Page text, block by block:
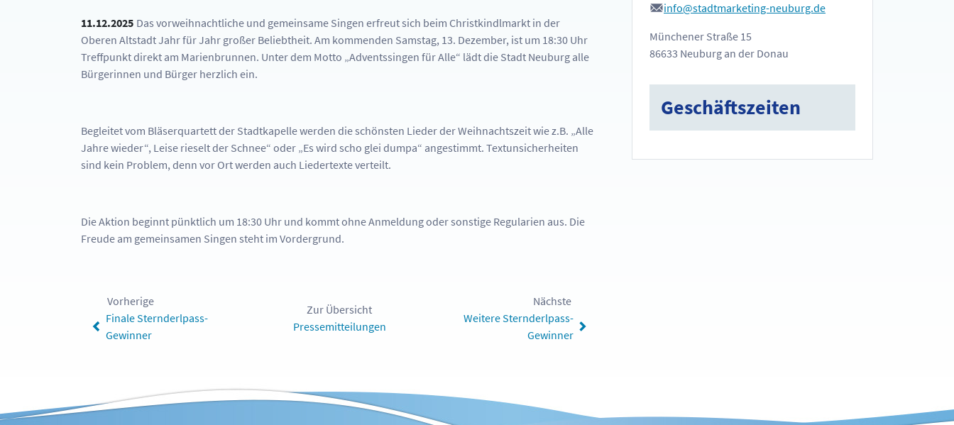
11.12.2025 Das vorweihnachtliche und gemeinsame Singen erfreut sich beim Christkindlmarkt in der
Oberen Altstadt Jahr für Jahr großer Beliebtheit. Am kommenden Samstag, 13. Dezember, ist um 18:30 Uhr
Treffpunkt direkt am Marienbrunnen. Unter dem Motto „Adventssingen für Alle“ lädt die Stadt Neuburg alle
Bürgerinnen und Bürger herzlich ein.
Begleitet vom Bläserquartett der Stadtkapelle werden die schönsten Lieder der Weihnachtszeit wie z.B. „Alle
Jahre wieder“, Leise rieselt der Schnee“ oder „Es wird scho glei dumpa“ angestimmt. Textunsicherheiten
sind kein Problem, denn vor Ort werden auch Liedertexte verteilt.
Die Aktion beginnt pünktlich um 18:30 Uhr und kommt ohne Anmeldung oder sonstige Regularien aus. Die
Freude am gemeinsamen Singen steht im Vordergrund.
Vorherige
Finale Sternderlpass-
Gewinner
Zur Übersicht
Pressemitteilungen
Nächste
Weitere Sternderlpass-
Gewinner
info@stadtmarketing-neuburg.de
Münchener Straße 15
86633 Neuburg an der Donau
Geschäftszeiten